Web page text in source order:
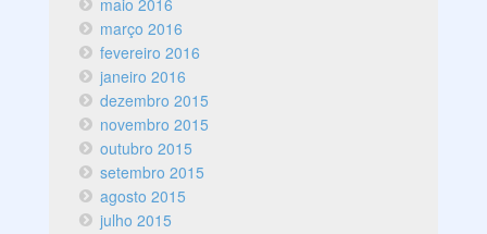
março 2016
fevereiro 2016
janeiro 2016
dezembro 2015
novembro 2015
outubro 2015
setembro 2015
agosto 2015
julho 2015